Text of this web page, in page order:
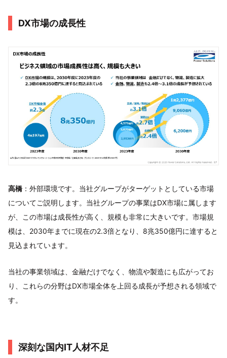
DX市場の成長性
高橋 ：外部環境です。当社グループがターゲットとしている市場
についてご説明します。当社グループの事業はDX市場に属します
が、この市場は成長性が高く、規模も非常に大きいです。市場規
模は、2030年までに現在の2.3倍となり、8兆350億円に達すると
見込まれています。
当社の事業領域は、金融だけでなく、物流や製造にも広がってお
り、これらの分野はDX市場全体を上回る成長が予想される領域で
す。
深刻な国内IT人材不足